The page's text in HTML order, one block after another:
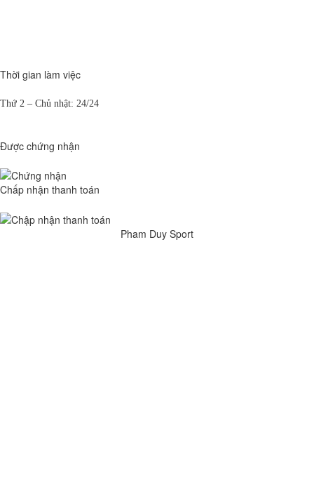
Thời gian làm việc
Thứ 2 – Chủ nhật: 24/24
Được chứng nhận
Chấp nhận thanh toán
Pham Duy Sport